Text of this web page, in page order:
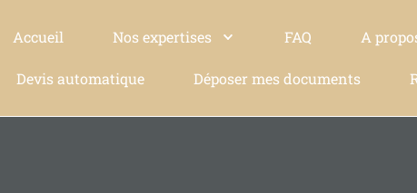
Accueil Nos expertises FAQ A
Devis automatique Déposer mes documents